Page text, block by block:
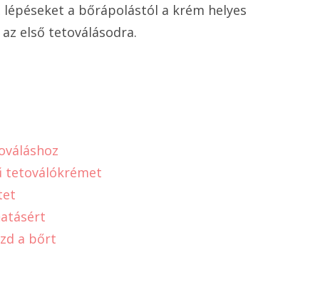
a bőrápolástól a krém helyes
első tetoválásodra.
tetoválókrémet
a bőrt